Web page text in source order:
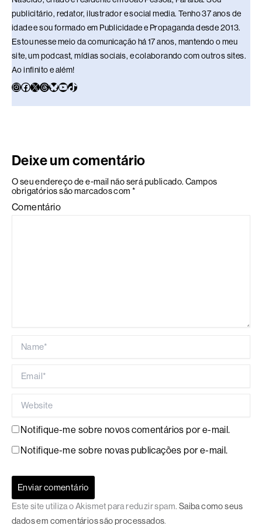
publicitário, redator, ilustrador e social media. Tenho 37 anos de
idade e sou formado em Publicidade e Propaganda desde 2013.
Estou nesse meio da comunicação há 17 anos, mantendo o meu
site, um podcast, mídias sociais, e colaborando com outros sites.
Ao infinito e além!
Deixe um comentário
O seu endereço de e-mail não será publicado. Campos
obrigatórios são marcados com *
Comentário
Notifique-me sobre novos comentários por e-mail.
Notifique-me sobre novas publicações por e-mail.
Este site utiliza o Akismet para reduzir spam. Saiba como seus
dados em comentários são processados.